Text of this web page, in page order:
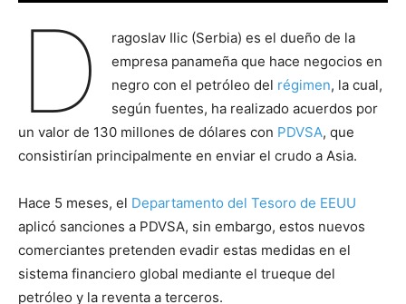
D
ragoslav Ilic (Serbia) es el dueño de la
empresa panameña que hace negocios en
negro con el petróleo del régimen, la cual,
según fuentes, ha realizado acuerdos por
un valor de 130 millones de dólares con PDVSA, que
consistirían principalmente en enviar el crudo a Asia.
Hace 5 meses, el Departamento del Tesoro de EEUU
aplicó sanciones a PDVSA, sin embargo, estos nuevos
comerciantes pretenden evadir estas medidas en el
sistema financiero global mediante el trueque del
petróleo y la reventa a terceros.